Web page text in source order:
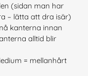
(sidan man har
– lätta att dra isär)
kanterna innan
alltid blir
= mellanhårt